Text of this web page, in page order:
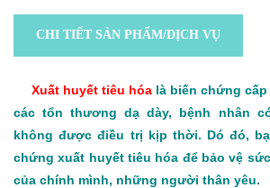
CHI TIẾT SẢN PHẨM/DỊCH VỤ
Xuất huyết tiêu hóa là biến chứng
các tổn thương dạ dày, bệnh nhân
không được điều trị kịp thời. Dó đó,
chứng xuất huyết tiêu hóa để bảo vệ
của chính mình, những người thân yêu.